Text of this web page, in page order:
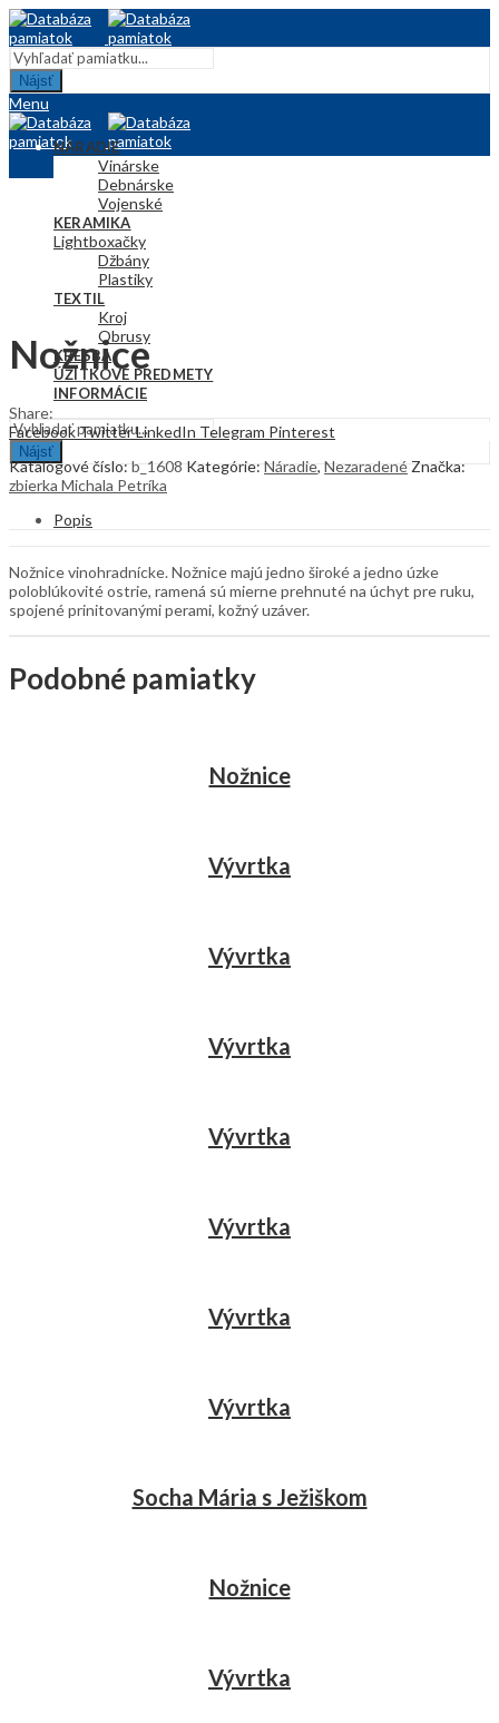
Nájsť
Menu
NÁRADIE
Vinárske
Debnárske
Vojenské
KERAMIKA
Hračky
Džbány
Plastiky
TEXTIL
Kroj
Obrusy
KRESBA
ÚŽITKOVÉ PREDMETY
INFORMÁCIE
Nájsť
Lightbox
Nožnice
Share:
FacebookTwitterLinkedIn Telegram Pinterest
Katalógové číslo: b_1608 Kategórie: Náradie, Nezaradené Značka:
zbierka Michala Petríka
Popis
Nožnice vinohradnícke. Nožnice majú jedno široké a jedno úzke
poloblúkovité ostrie, ramená sú mierne prehnuté na úchyt pre ruku,
spojené prinitovanými perami, kožný uzáver.
Podobné pamiatky
Nožnice
Vývrtka
Vývrtka
Vývrtka
Vývrtka
Vývrtka
Vývrtka
Vývrtka
Socha Mária s Ježiškom
Nožnice
Vývrtka